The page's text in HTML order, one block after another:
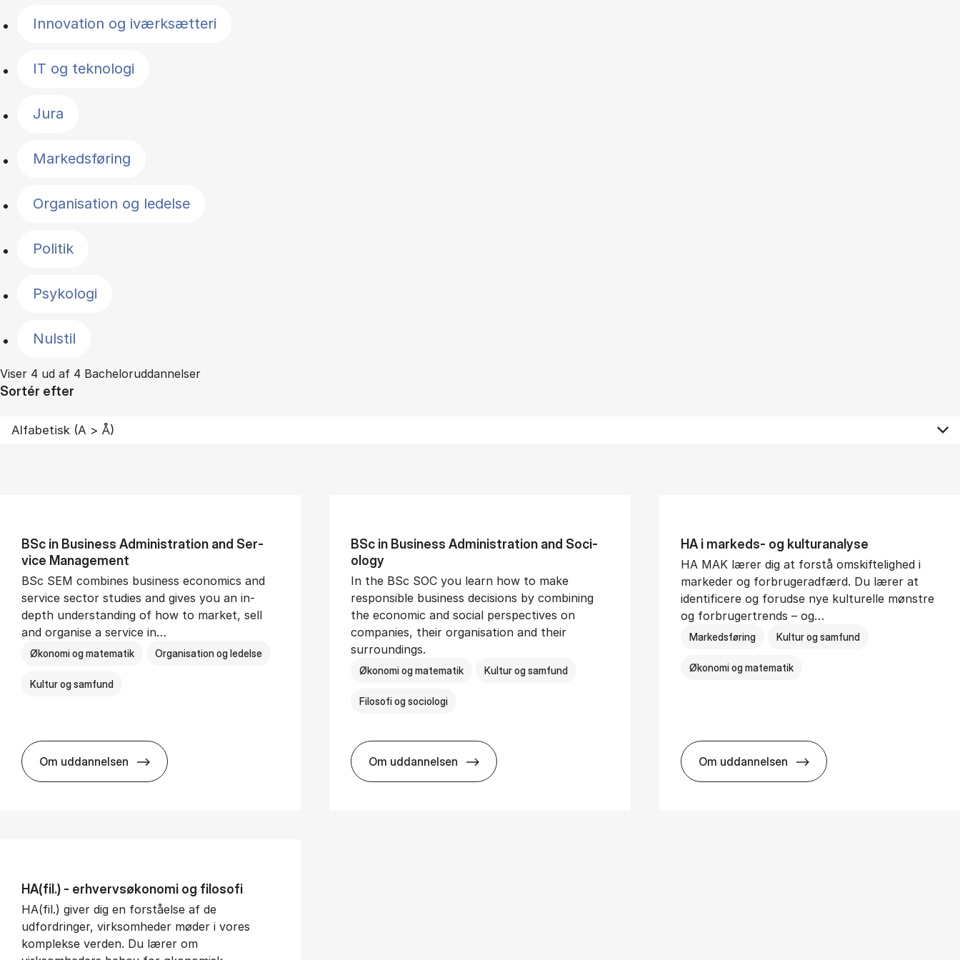
Innovation og iværksætteri
IT og teknologi
Jura
Markedsføring
Organisation og ledelse
Politik
Psykologi
Nulstil
Viser 4 ud af 4 Bacheloruddannelser
Sortér efter
BSc in Busi­ness Ad­min­is­tra­tion and Ser­
vice Man­age­ment
BSc SEM combines business economics and
service sector studies and gives you an in-
depth understanding of how to market, sell
and organise a service in…
Økonomi og matematik Organisation og ledelse
Kultur og samfund
Om uddannelsen
BSc in Busi­ness Ad­min­is­tra­tion and Ser­vice Man­age­ment
BSc in Busi­ness Ad­min­is­tra­tion and So­ci­
ology
In the BSc SOC you learn how to make
responsible business decisions by combining
the economic and social perspectives on
companies, their organisation and their
surroundings.
Økonomi og matematik Kultur og samfund
Filosofi og sociologi
Om uddannelsen
BSc in Busi­ness Ad­min­is­tra­tion and So­ci­ology
HA i mar­keds- og kul­tu­r­a­na­ly­se
HA MAK lærer dig at forstå omskiftelighed i
markeder og forbrugeradfærd. Du lærer at
identificere og forudse nye kulturelle mønstre
og forbrugertrends – og…
Markedsføring Kultur og samfund
Økonomi og matematik
Om uddannelsen
HA i mar­keds- og kul­tu­r­a­na­ly­se
HA(fil.) - erhvervs­økonomi og fi­lo­so­fi
HA(fil.) giver dig en forståelse af de
udfordringer, virksomheder møder i vores
komplekse verden. Du lærer om